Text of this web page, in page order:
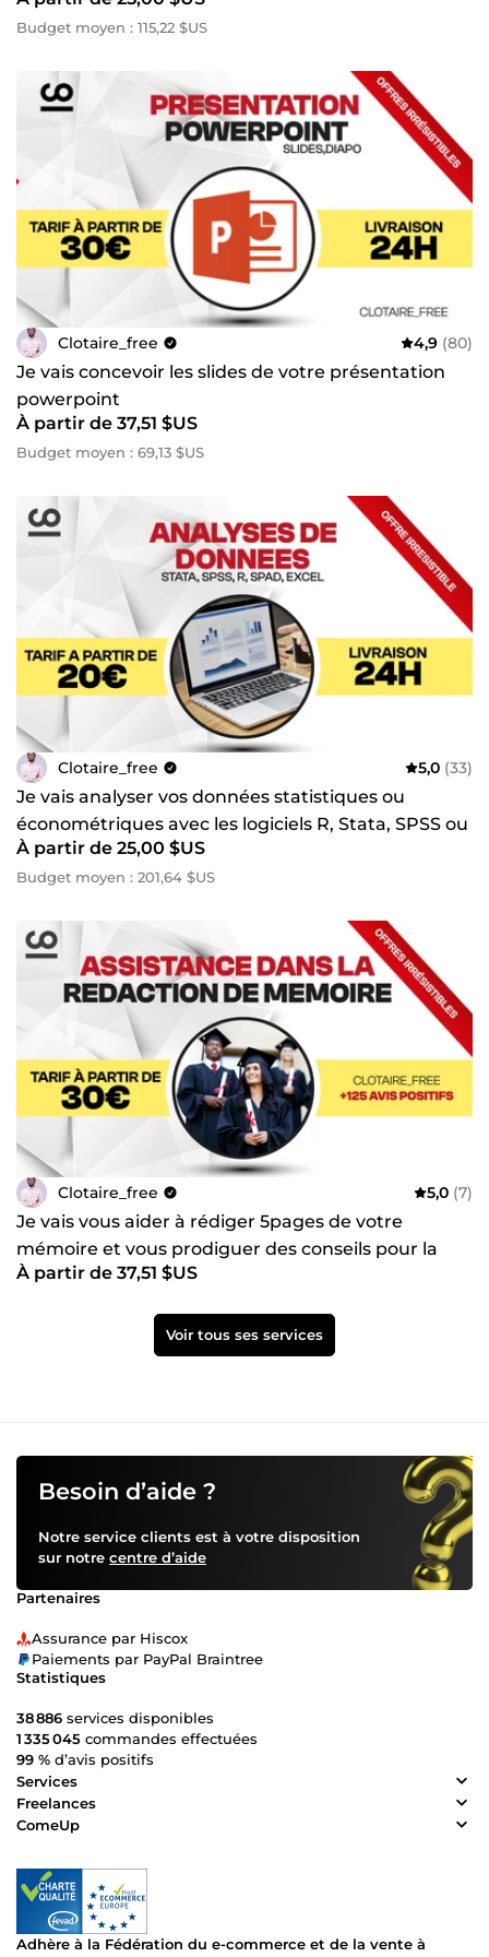
réussites ! Contactez-moi maintenant !
Budget moyen : 115,22 $US
Clotaire_free 4,9 (80)
Je vais concevoir les slides de votre présentation
powerpoint
À partir de 37,51 $US
Budget moyen : 69,13 $US
Clotaire_free 5,0 (33)
Je vais analyser vos données statistiques ou
économétriques avec les logiciels R, Stata, SPSS ou
Excel
À partir de 25,00 $US
Budget moyen : 201,64 $US
Clotaire_free 5,0 (7)
Je vais vous aider à rédiger 5pages de votre
mémoire et vous prodiguer des conseils pour la
suite
À partir de 37,51 $US
Voir tous ses services
Besoin d’aide ?
Notre service clients est à votre disposition
sur notre centre d’aide
Partenaires
Assurance par Hiscox
Paiements par PayPal Braintree
Statistiques
38 886 services disponibles
1 335 045 commandes effectuées
99 % d’avis positifs
Services
Freelances
ComeUp
Adhère à la Fédération du e-commerce et de la vente à